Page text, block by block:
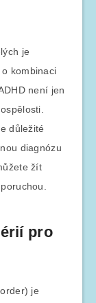
je
kombinaci
není jen
důležité
diagnózu
žít
pro
je